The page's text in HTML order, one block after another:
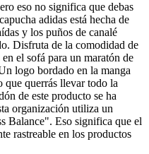
eso no significa que debas
adidas está hecha de
y los puños de canalé
Disfruta de la comodidad de
el sofá para un maratón de
logo bordado en la manga
que querrás llevar todo la
de este producto se ha
organización utiliza un
Balance". Eso significa que el
rastreable en los productos